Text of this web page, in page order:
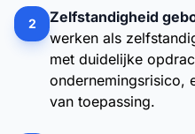
2 Zelfstandigheid
werken als
met duidelijke
ondernemingsrisico,
van toepassing.